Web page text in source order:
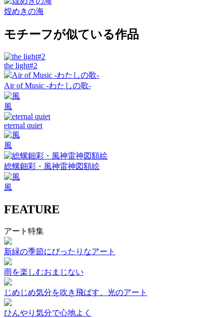
煌めきの海
モチーフが似ている作品
the light#2
Air of Music -わたしの歌-
風
eternal quiet
風
総螺鈿彩・風神雷神図額絵
風
FEATURE
アート特集
新緑の季節にぴったりなアート
雨を楽しむおまじない
じめじめ気分を吹き飛ばす、光のアート
ひんやり気分で心地よく